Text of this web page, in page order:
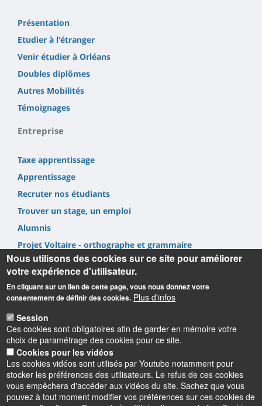
Présentation
Etudier à l'étranger
Venir étudier à Orléans
Doubles diplômes
Autres Mobilités
Témoignages
Entreprise
Taxe apprentissage
Apprentissage
Recruter nos étudiants
Trouver un stage, un emploi
Alumnis
Projet Voltaire - orthographe et grammaire
Informations
UFR Lettres, Langues & Sciences Humaines
10 rue de Tours - BP 46527
45065 ORLEANS cedex 2 – France
Nous utilisons des cookies sur ce site pour améliorer
votre expérience d'utilisateur.
En cliquant sur un lien de cette page, vous nous donnez votre
consentement de définir des cookies. Plus d'infos
Session
Ces cookies sont obligatoires afin de garder en mémoire votre
choix de paramétrage des cookies pour ce site.
Cookies pour les vidéos
Les cookies vidéos sont utilisés par Youtube notamment pour
stocker les préférences des utilisateurs. Le refus de ces cookies
vous empêchera d'accéder aux vidéos du site. Sachez que vous
pouvez à tout moment modifier vos préférences sur ces cookies de